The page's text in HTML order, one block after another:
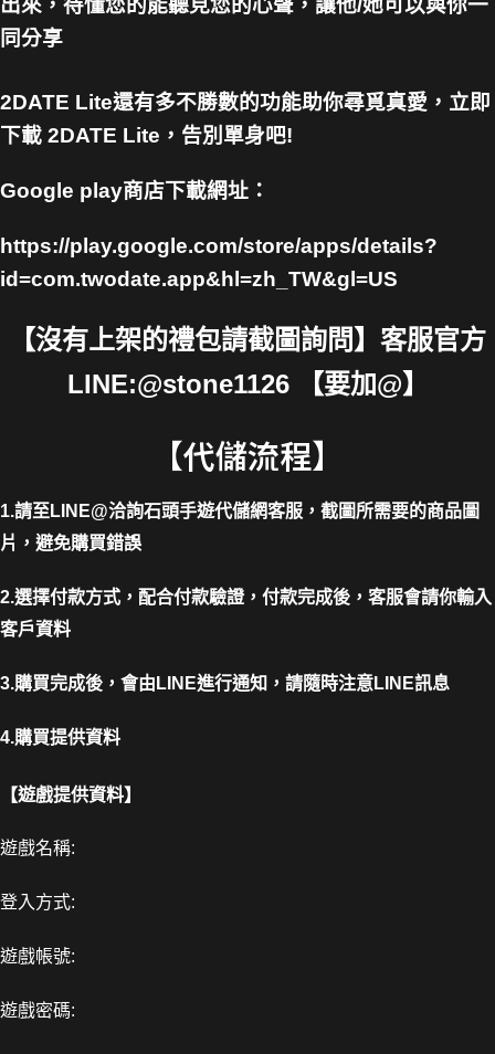
出來，待懂您的能聽見您的心聲，讓他/她可以與你一
同分享
2DATE Lite還有多不勝數的功能助你尋覓真愛，立即
下載 2DATE Lite，告別單身吧!
Google play商店下載網址：
https://play.google.com/store/apps/details?
id=com.twodate.app&hl=zh_TW&gl=US
【沒有上架的禮包請截圖詢問】客服官方
LINE:@stone1126 【要加@】
【代儲流程】
1.請至LINE@洽詢石頭手遊代儲網客服，截圖所需要的商品圖
片，避免購買錯誤
2.選擇付款方式，配合付款驗證，付款完成後，客服會請你輸入
客戶資料
3.購買完成後，會由LINE進行通知，請隨時注意LINE訊息
4.購買提供資料
【遊戲提供資料】
遊戲名稱:
登入方式:
遊戲帳號:
遊戲密碼: